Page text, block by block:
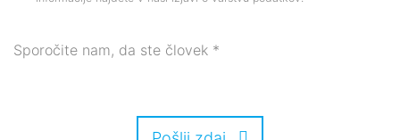
Sporočite nam, da ste človek *